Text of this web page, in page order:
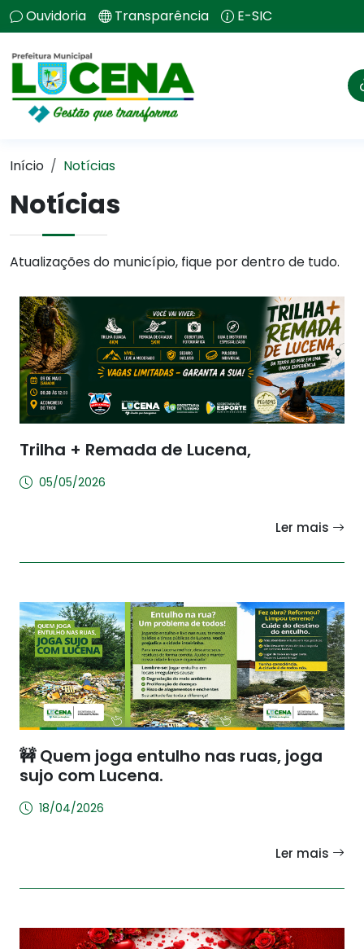
Ouvidoria Transparência E-SIC
Início Notícias
Notícias
Atualizações do município, fique por dentro de tudo.
Trilha + Remada de Lucena,
05/05/2026
Ler mais
🚧 Quem joga entulho nas ruas, joga
sujo com Lucena.
18/04/2026
Ler mais